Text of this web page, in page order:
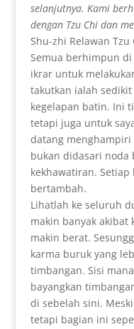
selanjutnya. Kami
dengan Tzu Chi dan
Shu-zhi Relawan Tzu
Semua berhimpun
ikrar untuk
takutkan ialah
kegelapan batin. Ini
tetapi juga untuk
datang menghampiri
bukan didasari noda
kekhawatiran.
bertambah.
Lihatlah ke seluruh
makin banyak akibat
makin berat.
karma buruk yang
timbangan. Sisi
bayangkan
di sebelah sini.
tetapi bagian ini